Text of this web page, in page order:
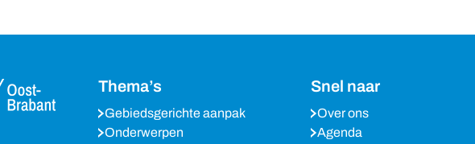
Thema’s
Gebiedsgerichte aanpak
Onderwerpen
Snel naar
Over ons
Agenda